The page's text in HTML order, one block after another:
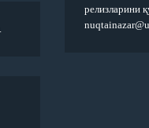
релизларини